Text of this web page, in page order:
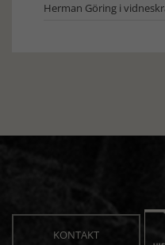
Herman Göring i
KONTAKT